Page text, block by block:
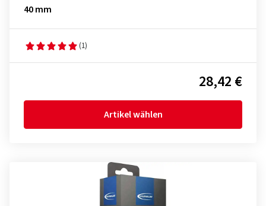
40 mm
(1)
28,42 €
Artikel wählen